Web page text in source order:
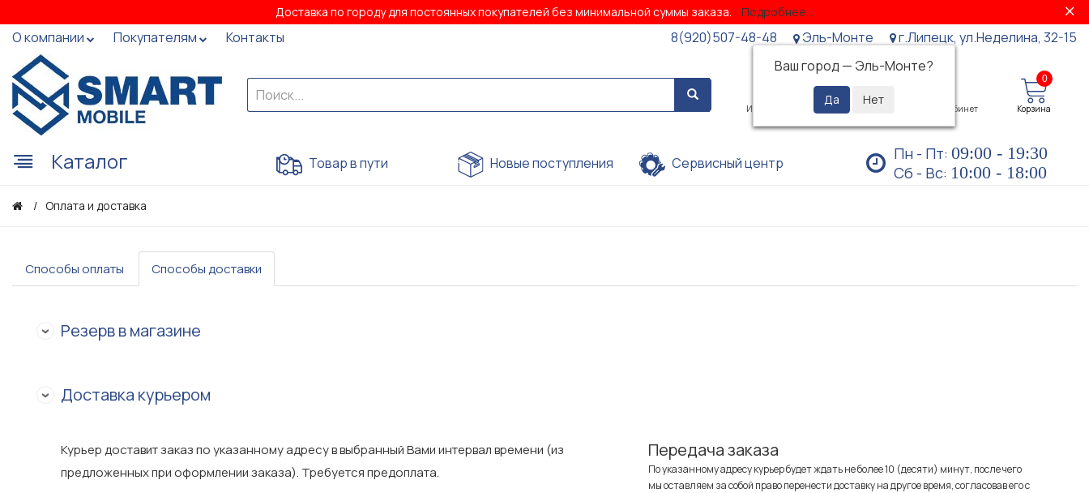
Доставка по городу для постоянных покупателей без минимальной суммы заказа. Подробнее...
О компании Покупателям Контакты 8(920)507-48-48
Эль-Монте
Ваш город — Эль-Монте?
г.Липецк, ул.Неделина, 32-15
Избранное Просмотренные Личный кабинет
0
Корзина
Каталог Товар в пути Новые поступления Сервисный центр Пн - Пт: 09:00 - 19:30
Сб - Вс: 10:00 - 18:00
Оплата и доставка
Способы оплаты Способы доставки
Резерв в магазине
Доставка курьером
Курьер доставит заказ по указанному адресу в выбранный Вами интервал времени (из
предложенных при оформлении заказа). Требуется предоплата.
Передача заказа
По указанному адресу курьер будет ждать не более 10 (десяти) минут, после чего
мы оставляем за собой право перенести доставку на другое время, согласовав его с